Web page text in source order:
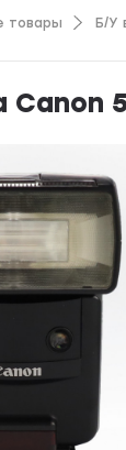
товары Б/У